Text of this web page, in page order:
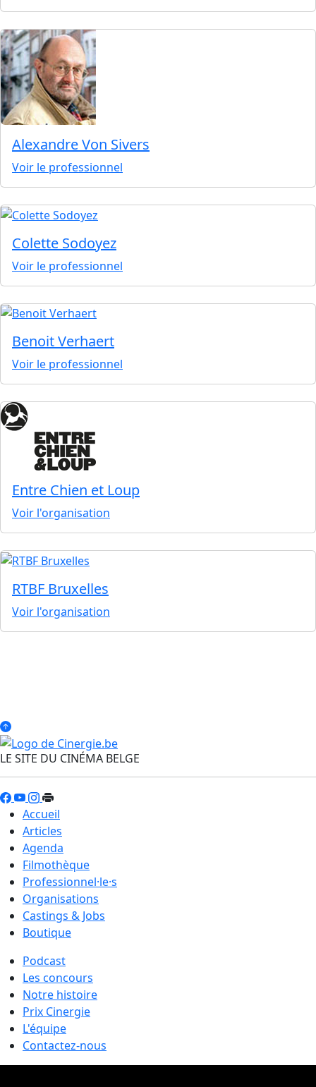
Alexandre Von Sivers
Voir le professionnel
Colette Sodoyez
Voir le professionnel
Benoit Verhaert
Voir le professionnel
Entre Chien et Loup
Voir l'organisation
RTBF Bruxelles
Voir l'organisation
LE SITE DU CINÉMA BELGE
Accueil
Articles
Agenda
Filmothèque
Professionnel·le·s
Organisations
Castings & Jobs
Boutique
Podcast
Les concours
Notre histoire
Prix Cinergie
L'équipe
Contactez-nous